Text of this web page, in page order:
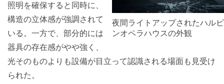
夜間ライトアップされたハルビ
ンオペラハウスの外観
照明を確保すると同時に、
構造の立体感が強調されて
いる。一方で、部分的には
器具の存在感がやや強く、
光そのものよりも設備が目立って認識される場面も見受け
られた。